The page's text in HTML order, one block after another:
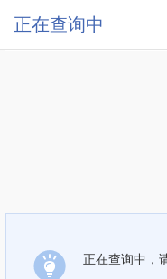
正在查询中
正在查询中，